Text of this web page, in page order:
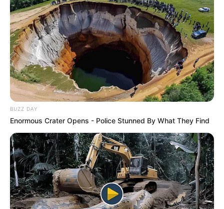
BUZZ DAY
Enormous Crater Opens - Police Stunned By What They Find